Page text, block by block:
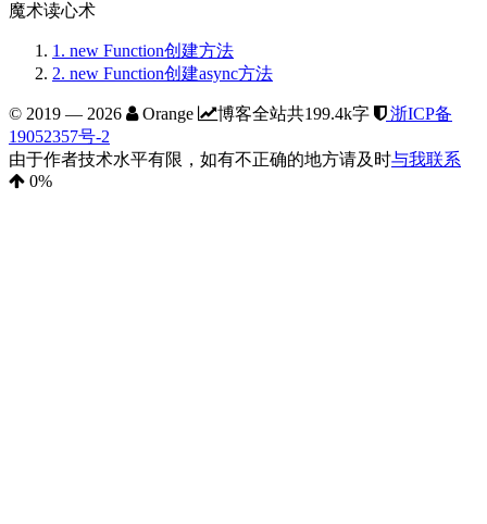
魔术读心术
1. new Function创建方法
2. new Function创建async方法
© 2019 — 2026 Orange 博客全站共199.4k字
浙ICP备
19052357号-2
由于作者技术水平有限，如有不正确的地方请及时与我联系
0%